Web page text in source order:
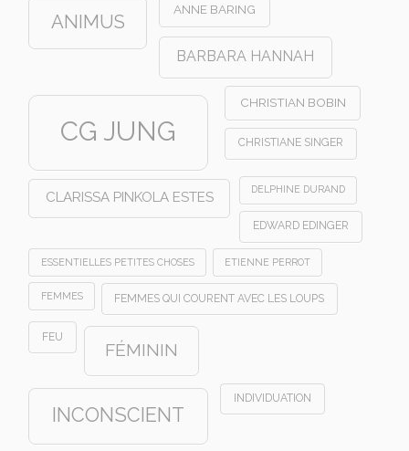
ANIMUS
ANNE BARING
BARBARA HANNAH
CG JUNG
CHRISTIAN BOBIN
CHRISTIANE SINGER
CLARISSA PINKOLA ESTES DELPHINE DURAND
EDWARD EDINGER
ESSENTIELLES PETITES CHOSES ETIENNE PERROT
FEMMES FEMMES QUI COURENT AVEC LES LOUPS
FEU
FÉMININ
INCONSCIENT
INDIVIDUATION